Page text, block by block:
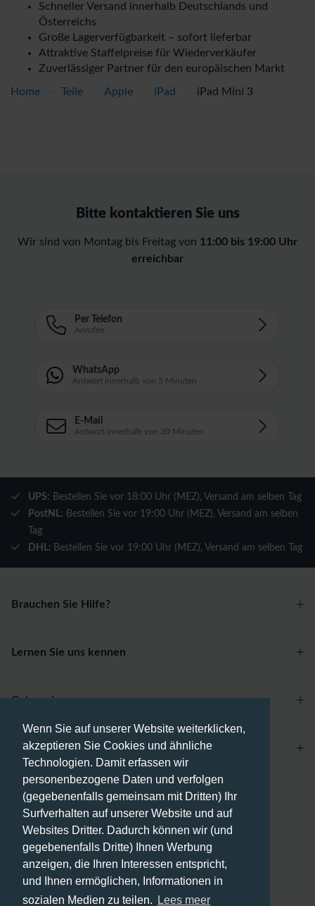
Wenn Sie auf unserer Website weiterklicken,
akzeptieren Sie Cookies und ähnliche
Technologien. Damit erfassen wir
personenbezogene Daten und verfolgen
(gegebenenfalls gemeinsam mit Dritten) Ihr
Surfverhalten auf unserer Website und auf
Websites Dritter. Dadurch können wir (und
gegebenenfalls Dritte) Ihnen Werbung
anzeigen, die Ihren Interessen entspricht,
und Ihnen ermöglichen, Informationen in
sozialen Medien zu teilen.
Lees meer
Schneller Versand innerhalb Deutschlands und
Österreichs
Große Lagerverfügbarkeit – sofort lieferbar
Attraktive Staffelpreise für Wiederverkäufer
Zuverlässiger Partner für den europäischen Markt
Home Teile Apple iPad iPad Mini 3
Bitte kontaktieren Sie uns
Wir sind von Montag bis Freitag von 11:00 bis 19:00 Uhr
erreichbar
Per Telefon
Anrufen
WhatsApp
Antwort innerhalb von 5 Minuten
E-Mail
Antwort innerhalb von 30 Minuten
UPS: Bestellen Sie vor 18:00 Uhr (MEZ), Versand am selben Tag
PostNL: Bestellen Sie vor 19:00 Uhr (MEZ), Versand am selben
Tag
DHL: Bestellen Sie vor 19:00 Uhr (MEZ), Versand am selben Tag
Brauchen Sie Hilfe?
Lernen Sie uns kennen
Zahlungsmethoden
Versandmethoden
Categories
Account